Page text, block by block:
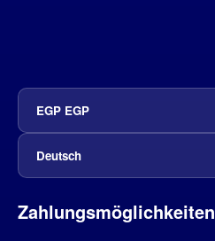
Zahlungsmöglichkeiten